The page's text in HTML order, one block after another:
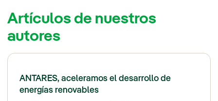
Artículos de nuestros
autores
ANTARES, aceleramos el desarrollo de
energías renovables